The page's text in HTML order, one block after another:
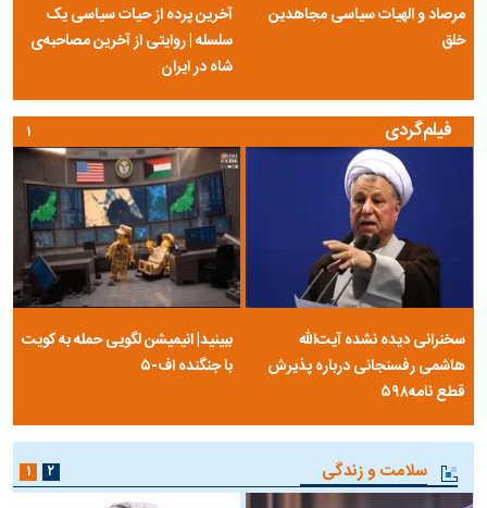
مرصاد و الهیات سیاسی مجاهدین
خلق
آخرین پرده از حیات سیاسی یک
سلسله | روایتی از آخرین مصاحبه‌ی
شاه در ایران
فیلم‌گردی
سخنرانی دیده نشده آیت‌الله
هاشمی رفسنجانی درباره پذیرش
قطع نامه۵۹۸
ببینید| انیمیشن لگویی حمله به کویت
با جنگنده اف-۵
۱
سلامت و زندگی ۱ ۲